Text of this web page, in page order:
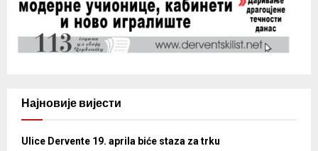
Најновије вијести
Ulice Dervente 19. aprila biće staza za trku